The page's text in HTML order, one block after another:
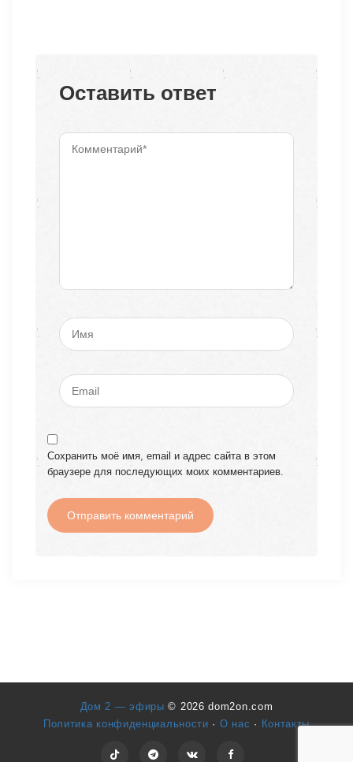
Оставить ответ
Сохранить моё имя, email и адрес сайта в этом
браузере для последующих моих комментариев.
Дом 2 — эфиры© 2026 dom2on.com
Политика конфиденциальности · О нас · Контакты